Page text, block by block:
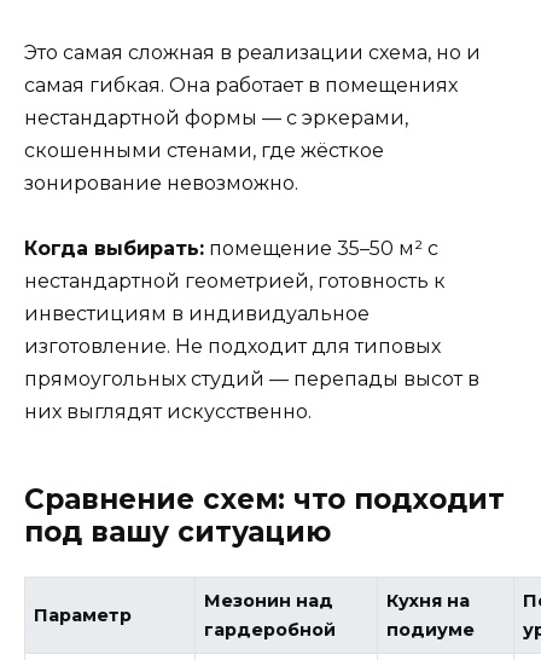
Это самая сложная в реализации схема, но и
самая гибкая. Она работает в помещениях
нестандартной формы — с эркерами,
скошенными стенами, где жёсткое
зонирование невозможно.
Когда выбирать: помещение 35–50 м² с
нестандартной геометрией, готовность к
инвестициям в индивидуальное
изготовление. Не подходит для типовых
прямоугольных студий — перепады высот в
них выглядят искусственно.
Сравнение схем: что подходит
под вашу ситуацию
Параметр
Мезонин над
гардеробной
Кухня на
подиуме